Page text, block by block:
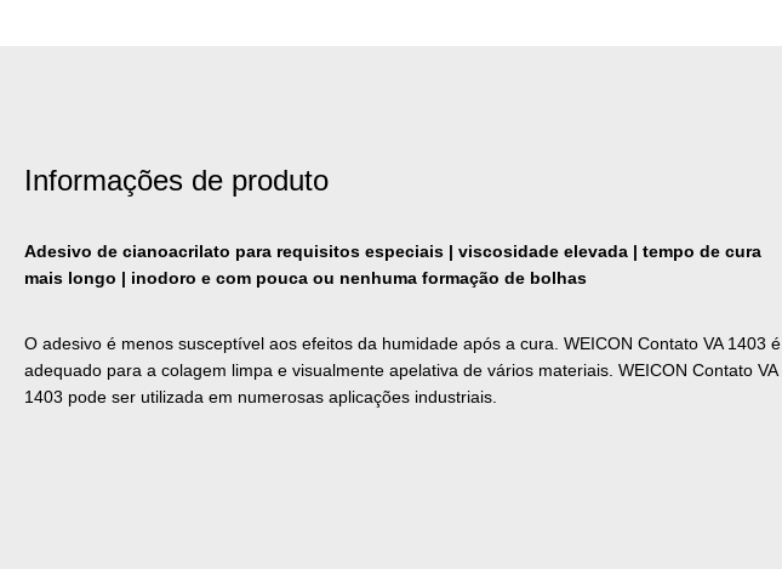
Informações de produto
Adesivo de cianoacrilato para requisitos especiais | viscosidade elevada | tempo de cura
mais longo | inodoro e com pouca ou nenhuma formação de bolhas
O adesivo é menos susceptível aos efeitos da humidade após a cura. WEICON Contato VA 1403 é
adequado para a colagem limpa e visualmente apelativa de vários materiais. WEICON Contato VA
1403 pode ser utilizada em numerosas aplicações industriais.